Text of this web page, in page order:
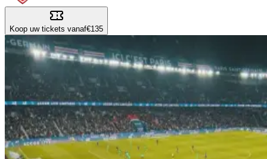
Koop uw tickets vanaf€135